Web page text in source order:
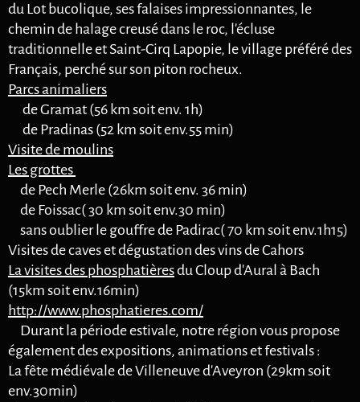
du Lot bucolique, ses falaises impressionnantes, le
chemin de halage creusé dans le roc, l'écluse
traditionnelle et Saint-Cirq Lapopie, le village préféré des
Français, perché sur son piton rocheux.
Parcs animaliers
de Gramat (56 km soit env. 1h)
de Pradinas (52 km soit env.55 min)
Visite de moulins
Les grottes
de Pech Merle (26km soit env. 36 min)
de Foissac( 30 km soit env.30 min)
sans oublier le gouffre de Padirac( 70 km soit env.1h15)
Visites de caves et dégustation des vins de Cahors
La visites des phosphatièresdu Cloup d'Aural à Bach
(15km soit env.16min)
http://www.phosphatieres.com/
Durant la période estivale, notre région vous propose
également des expositions, animations et festivals :
La fête médiévale de Villeneuve d'Aveyron (29km soit
env.30min)